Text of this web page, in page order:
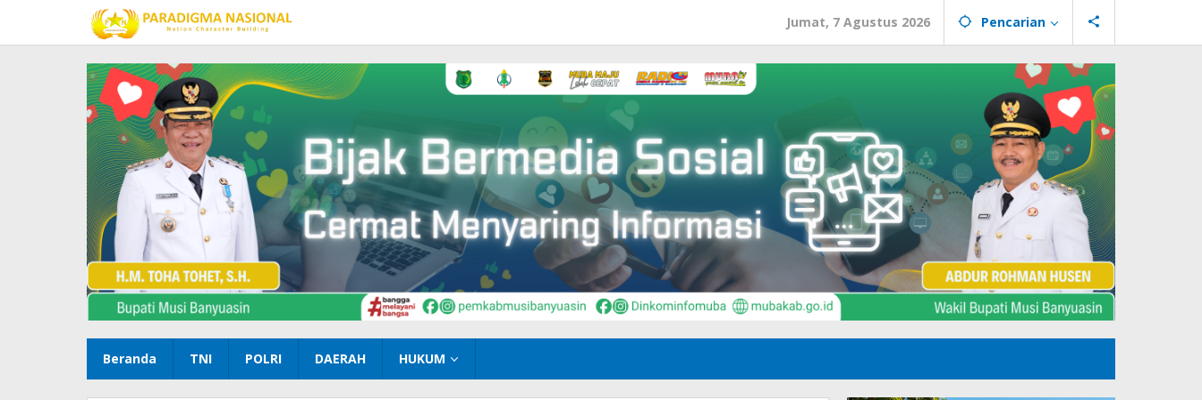
konten
Jumat, 7 Agustus 2026 Pencarian
Beranda TNI POLRI DAERAH HUKUM